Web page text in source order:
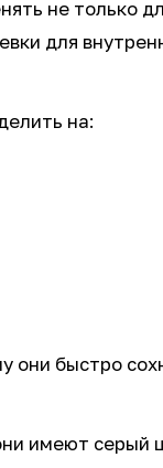
не только
для
на:
быстро
имеют серый